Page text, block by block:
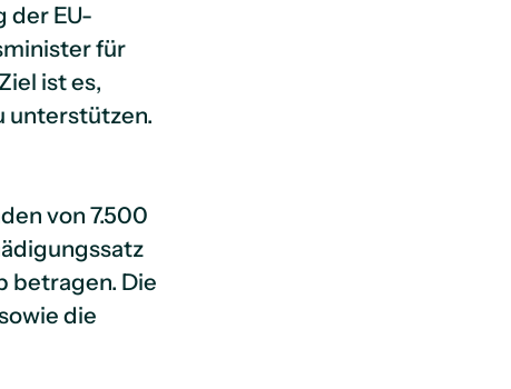
der EU-
für
ist es,
unterstützen.
von 7.500
betragen. Die
die